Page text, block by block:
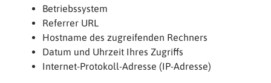
Betriebssystem
Referrer URL
Hostname des zugreifenden Rechners
Datum und Uhrzeit Ihres Zugriffs
Internet-Protokoll-Adresse (IP-Adresse)